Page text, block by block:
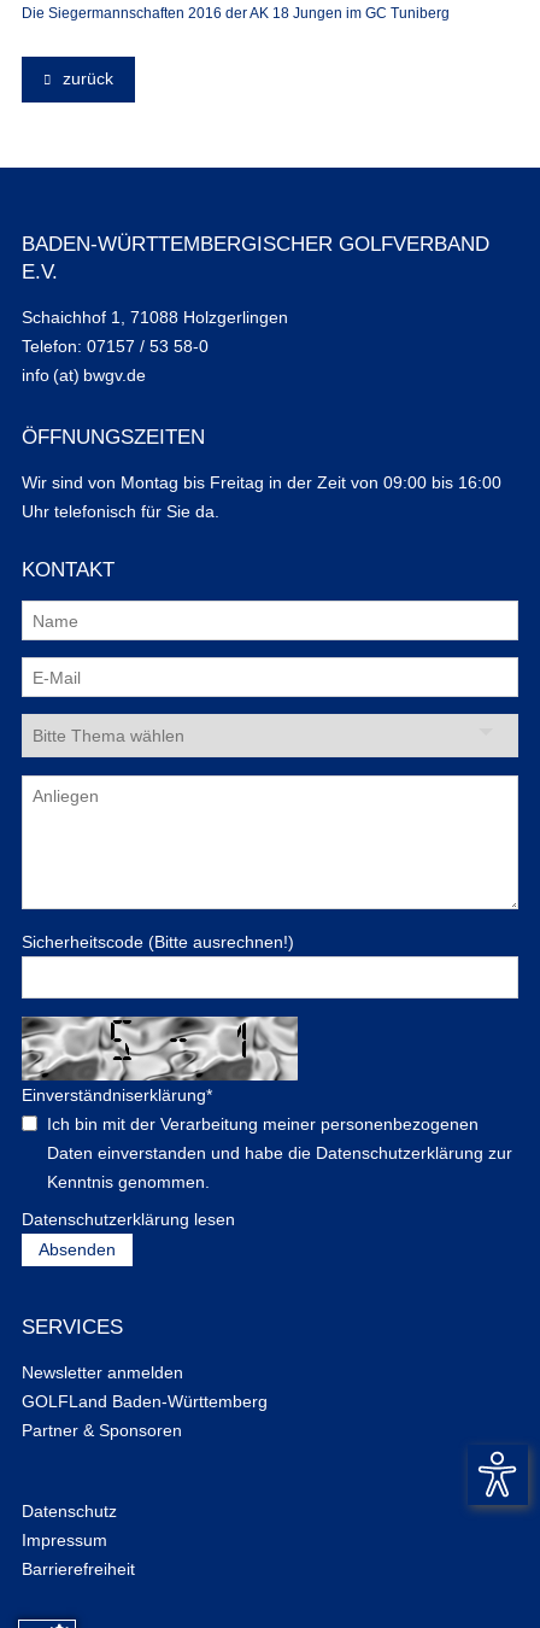
Die Siegermannschaften 2016 der AK 18 Jungen im GC Tuniberg
zurück
BADEN-WÜRTTEMBERGISCHER GOLFVERBAND
E.V.
Schaichhof 1, 71088 Holzgerlingen
Telefon: 07157 / 53 58-0
info (at) bwgv.de
ÖFFNUNGSZEITEN
Wir sind von Montag bis Freitag in der Zeit von 09:00 bis 16:00
Uhr telefonisch für Sie da.
KONTAKT
Sicherheitscode (Bitte ausrechnen!)
Einverständniserklärung*
Ich bin mit der Verarbeitung meiner personenbezogenen
Daten einverstanden und habe die Datenschutzerklärung zur
Kenntnis genommen.
Datenschutzerklärung lesen
SERVICES
Newsletter anmelden
GOLFLand Baden-Württemberg
Partner & Sponsoren
Datenschutz
Impressum
Barrierefreiheit